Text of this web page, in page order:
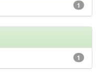
1
1